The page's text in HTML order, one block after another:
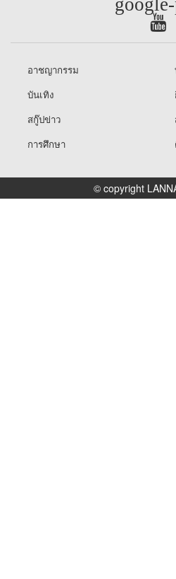
อาชญากรรม
บันเทิง
สกู๊ปข่าว
การศึกษา
© copyright